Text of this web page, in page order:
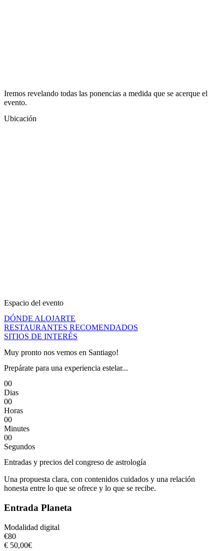
Iremos revelando todas las ponencias a medida que se acerque el
evento.
Ubicación
Espacio del evento
DÓNDE ALOJARTE
RESTAURANTES RECOMENDADOS
SITIOS DE INTERÉS
Muy pronto nos vemos en Santiago!
Prepárate para una experiencia estelar...
00
Dias
00
Horas
00
Minutes
00
Segundos
Entradas y precios del congreso de astrología
Una propuesta clara, con contenidos cuidados y una relación
honesta entre lo que se ofrece y lo que se recibe.
Entrada Planeta
Modalidad digital
€80
€ 50,00€